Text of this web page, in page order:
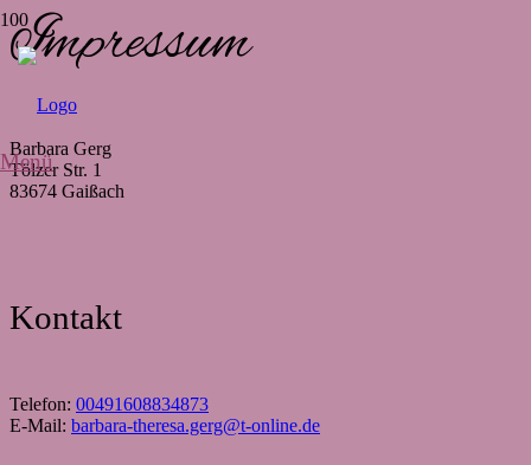
Menü
Impressum
Barbara Gerg
Tölzer Str. 1
83674 Gaißach
Kontakt
Telefon: 00491608834873
E-Mail: barbara-theresa.gerg@t-online.de